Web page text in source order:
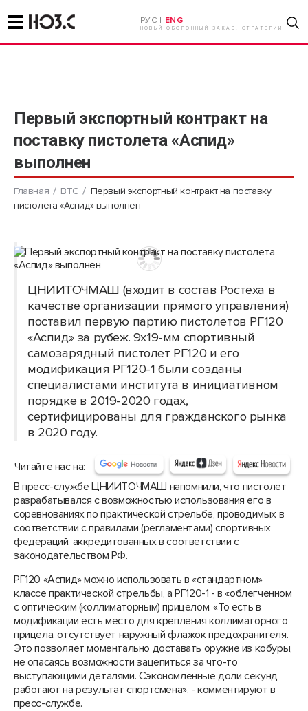
РУС | ENG
НОВЫЙ ОБОРОННЫЙ ЗАКАЗ. СТРАТЕГИИ
Первый экспортный контракт на
поставку пистолета «Аспид»
выполнен
Главная ВТС
Первый экспортный контракт на поставку
пистолета «Аспид» выполнен
ЦНИИТОЧМАШ (входит в состав Ростеха в
качестве организации прямого управления)
поставил первую партию пистолетов РГ120
«Аспид» за рубеж. 9х19-мм спортивный
самозарядный пистолет РГ120 и его
модификация РГ120-1 были созданы
специалистами института в инициативном
порядке в 2019-2020 годах,
сертифицированы для гражданского рынка
в 2020 году.
Читайте нас на:
В пресс-службе ЦНИИТОЧМАШ напомнили, что пистолет
разрабатывался с возможностью использования его в
соревнованиях по практической стрельбе, проводимых в
соответствии с правилами (регламентами) спортивных
федераций, аккредитованных в соответствии с
законодательством РФ.
РГ120 «Аспид» можно использовать в «стандартном»
классе практической стрельбы, а РГ120-1 - в «облегченном
с оптическим (коллиматорным) прицелом. «То есть в
модификации есть место для крепления коллиматорного
прицела, отсутствует наружный флажок предохранителя.
Это позволяет моментально доставать оружие из кобуры,
не опасаясь возможности зацепиться за что-то
выступающими деталями. Сэкономленные доли секунд
работают на результат спортсмена», - комментируют в
пресс-службе.